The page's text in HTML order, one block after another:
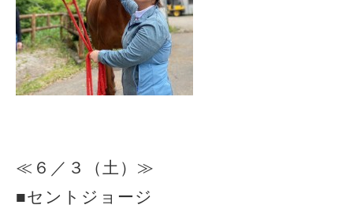
≪６／３（土）≫
■セントジョージ